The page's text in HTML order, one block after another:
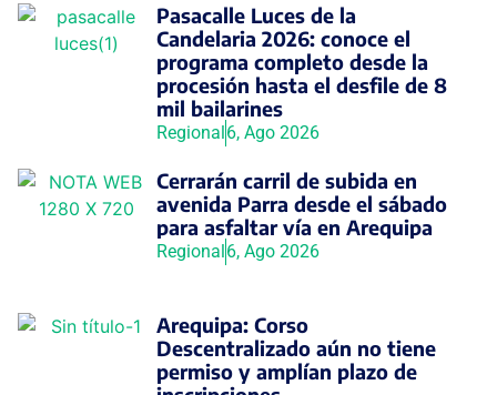
Pasacalle Luces de la
Candelaria 2026: conoce el
programa completo desde la
procesión hasta el desfile de 8
mil bailarines
Regional6, Ago 2026
Cerrarán carril de subida en
avenida Parra desde el sábado
para asfaltar vía en Arequipa
Regional6, Ago 2026
Arequipa: Corso
Descentralizado aún no tiene
permiso y amplían plazo de